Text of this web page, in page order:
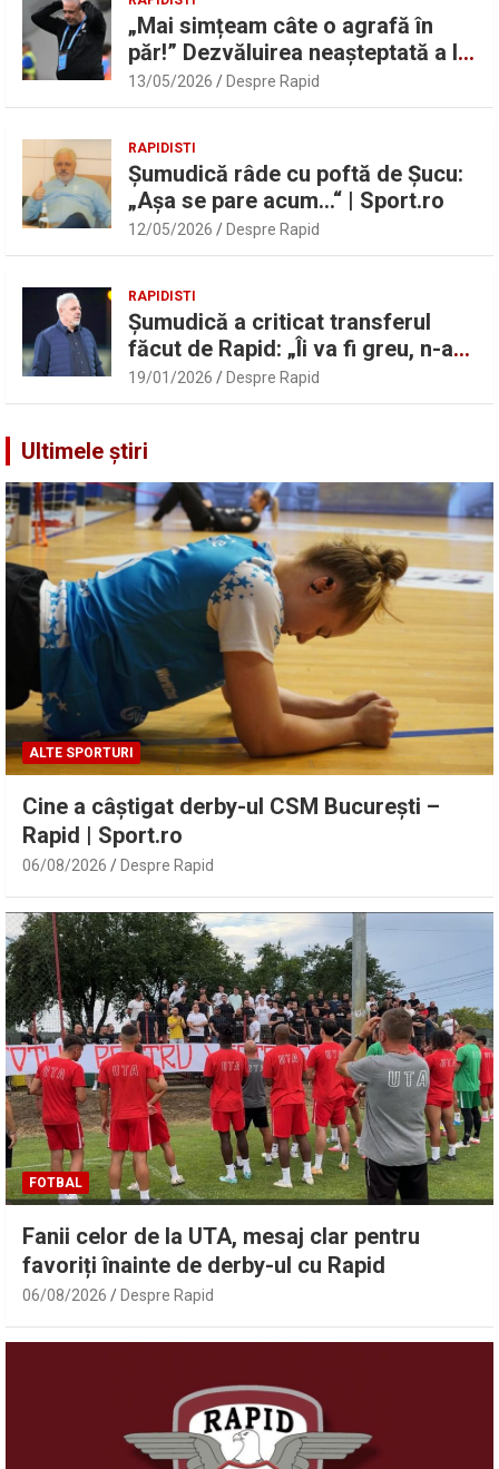
„Mai simțeam câte o agrafă în
păr!” Dezvăluirea neașteptată a lui
Marius Șumudică despre Daniel
Pancu
13/05/2026 Despre Rapid
RAPIDISTI
Șumudică râde cu poftă de Șucu:
„Așa se pare acum…“ | Sport.ro
12/05/2026 Despre Rapid
RAPIDISTI
Șumudică a criticat transferul
făcut de Rapid: „Îi va fi greu, n-am
înțeles”
19/01/2026 Despre Rapid
Ultimele știri
ALTE SPORTURI
Cine a câștigat derby-ul CSM București –
Rapid | Sport.ro
06/08/2026 Despre Rapid
FOTBAL
Fanii celor de la UTA, mesaj clar pentru
favoriți înainte de derby-ul cu Rapid
06/08/2026 Despre Rapid